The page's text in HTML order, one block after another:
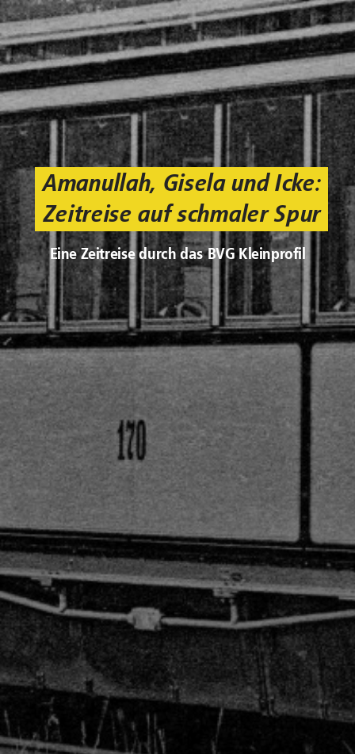
Amanullah, Gisela und Icke:
Zeitreise auf schmaler Spur
Eine Zeitreise durch das BVG Kleinprofil